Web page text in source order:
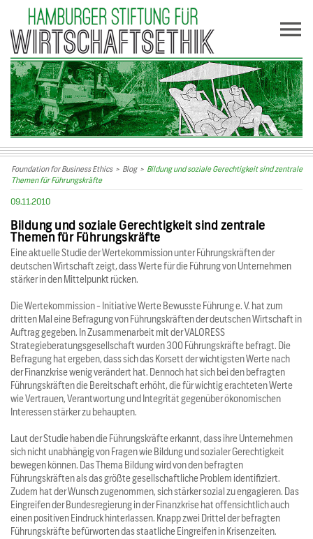
Foundation for Business Ethics> Blog> Bildung und soziale Gerechtigkeit sind zentrale
Themen für Führungskräfte
09.11.2010
Bildung und soziale Gerechtigkeit sind zentrale
Themen für Führungskräfte
Eine aktuelle Studie der Wertekommission unter Führungskräften der
deutschen Wirtschaft zeigt, dass Werte für die Führung von Unternehmen
stärker in den Mittelpunkt rücken.
Die Wertekommission - Initiative Werte Bewusste Führung e. V. hat zum
dritten Mal eine Befragung von Führungskräften der deutschen Wirtschaft in
Auftrag gegeben. In Zusammenarbeit mit der VALORESS
Strategieberatungsgesellschaft wurden 300 Führungskräfte befragt. Die
Befragung hat ergeben, dass sich das Korsett der wichtigsten Werte nach
der Finanzkrise wenig verändert hat. Dennoch hat sich bei den befragten
Führungskräften die Bereitschaft erhöht, die für wichtig erachteten Werte
wie Vertrauen, Verantwortung und Integrität gegenüber ökonomischen
Interessen stärker zu behaupten.
Laut der Studie haben die Führungskräfte erkannt, dass ihre Unternehmen
sich nicht unabhängig von Fragen wie Bildung und sozialer Gerechtigkeit
bewegen können. Das Thema Bildung wird von den befragten
Führungskräften als das größte gesellschaftliche Problem identifiziert.
Zudem hat der Wunsch zugenommen, sich stärker sozial zu engagieren. Das
Eingreifen der Bundesregierung in der Finanzkrise hat offensichtlich auch
einen positiven Eindruck hinterlassen. Knapp zwei Drittel der befragten
Führungskräfte befürworten das staatliche Eingreifen in Krisenzeiten.